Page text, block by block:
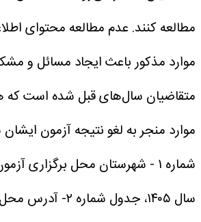
مطالعه کنند. عدم مطالعه محتوای
موارد مذکور باعث ایجاد مسائل و
متقاضیان سال‌های قبل شده است که
موارد منجر به لغو نتیجه آزمون
شماره ۱ - شهرستان محل برگزاری
سال ۱۴۰۵، جدول